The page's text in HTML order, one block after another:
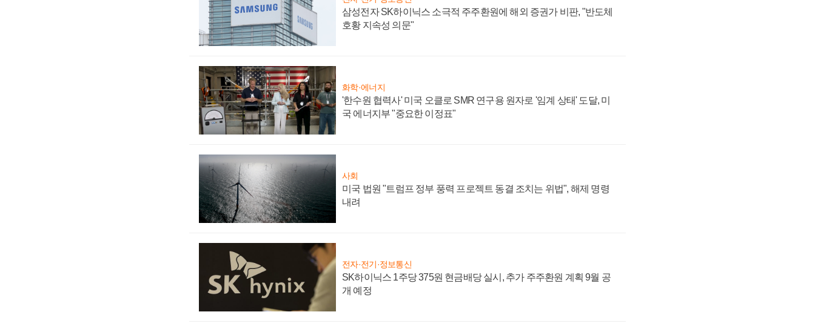
삼성전자 SK하이닉스 소극적 주주환원에 해외 증권가 비판, "반도체
호황 지속성 의문"
화학·에너지
'한수원 협력사' 미국 오클로 SMR 연구용 원자로 '임계 상태' 도달, 미
국 에너지부 "중요한 이정표"
사회
미국 법원 "트럼프 정부 풍력 프로젝트 동결 조치는 위법", 해제 명령
내려
전자·전기·정보통신
SK하이닉스 1주당 375원 현금배당 실시, 추가 주주환원 계획 9월 공
개 예정